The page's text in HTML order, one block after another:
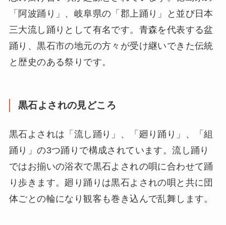
「阿波踊り」、岐阜県の「郡上踊り」と並び日本
三大流し踊りとして有名です。青森を代表する盆
踊り、黒石市の地元の方々が受け継いできた伝統
と歴史のある祭りです。
黒石よされの見どころ
黒石よされは「流し踊り」、「廻り踊り」、「組
踊り」の3つ踊りで構成されています。流し踊り
ではお揃いの浴衣で黒石よされの唄に合わせて踊
り歩きます。廻り踊りは黒石よされの唄と共に団
体ごとの輪になり観客も巻き込んで乱舞します。